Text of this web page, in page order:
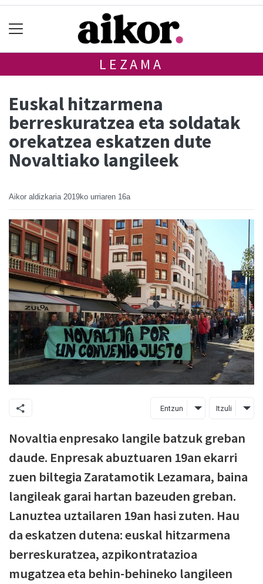
LEZAMA
Euskal hitzarmena
berreskuratzea eta soldatak
orekatzea eskatzen dute
Novaltiako langileek
Aikor aldizkaria 2019ko urriaren 16a
Entzun Itzuli
Novaltia enpresako langile batzuk greban
daude. Enpresak abuztuaren 19an ekarri
zuen biltegia Zaratamotik Lezamara, baina
langileak garai hartan bazeuden greban.
Lanuztea uztailaren 19an hasi zuten. Hau
da eskatzen dutena: euskal hitzarmena
berreskuratzea, azpikontratazioa
mugatzea eta behin-behineko langileen